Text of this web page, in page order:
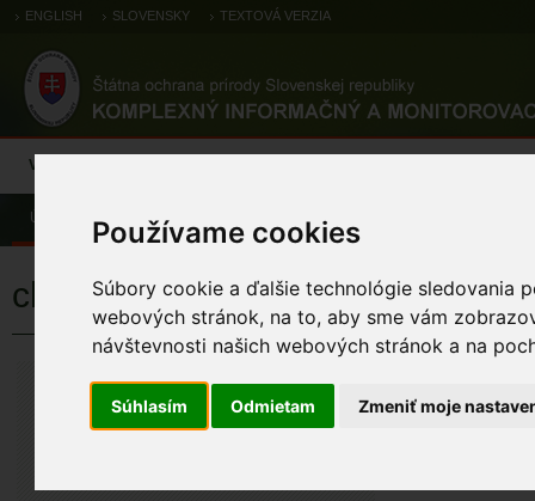
Používame cookies
Súbory cookie a ďalšie technológie sledovania
webových stránok, na to, aby sme vám
návštevnosti našich webových stránok a na
Súhlasím Odmietam Zmeniť moje
ENGLISH SLOVENSKY TEXTOVÁ VERZIA
Výsledky monitoringu
Úvod Pozorovania a výskytové dáta
chochlačka bielooká
Aythya nyroca